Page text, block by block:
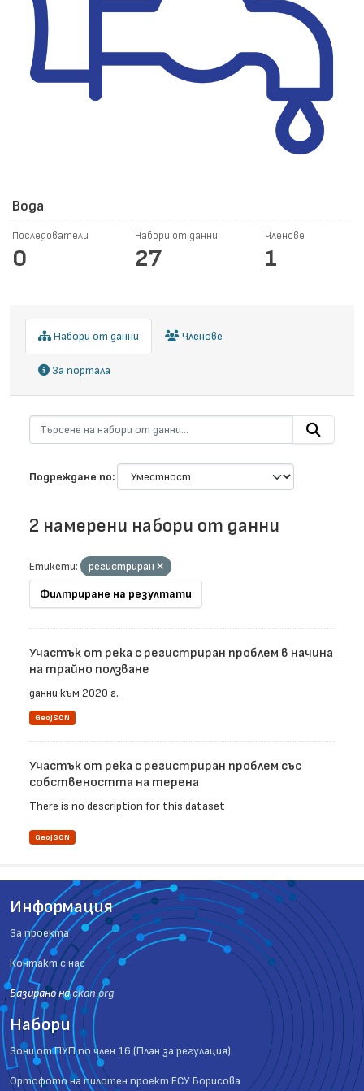
Вода
Последователи
0
Набори от данни
27
Членове
1
Набори от данни Членове
За портала
Подреждане по
2 намерени набори от данни
Етикети:
регистриран
Филтриране на резултати
Участък от река с регистриран проблем в начина
на трайно ползване
данни към 2020 г.
GeoJSON
Участък от река с регистриран проблем със
собствеността на терена
There is no description for this dataset
GeoJSON
Информация
За проекта
Контакт с нас
Базиранo наckan.org
Набори
Зони от ПУП по член 16 (План за регулация)
Ортофото на пилотен проект ЕСУ Борисова